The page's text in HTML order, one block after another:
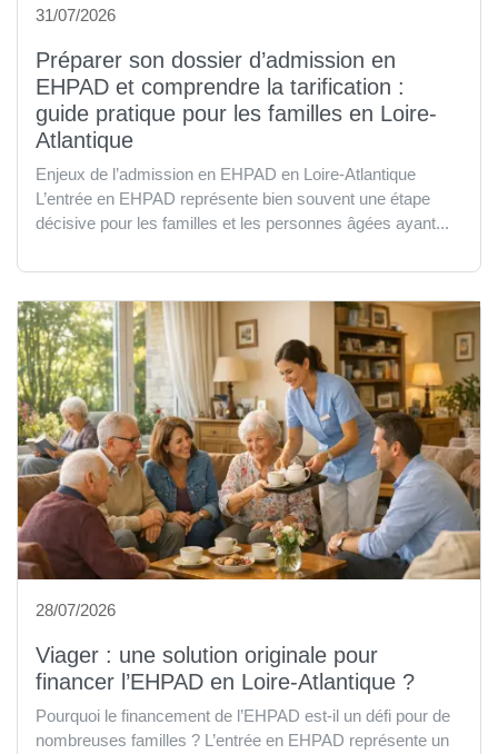
31/07/2026
Préparer son dossier d’admission en
EHPAD et comprendre la tarification :
guide pratique pour les familles en Loire-
Atlantique
Enjeux de l’admission en EHPAD en Loire-Atlantique
L’entrée en EHPAD représente bien souvent une étape
décisive pour les familles et les personnes âgées ayant...
28/07/2026
Viager : une solution originale pour
financer l’EHPAD en Loire-Atlantique ?
Pourquoi le financement de l’EHPAD est-il un défi pour de
nombreuses familles ? L’entrée en EHPAD représente un